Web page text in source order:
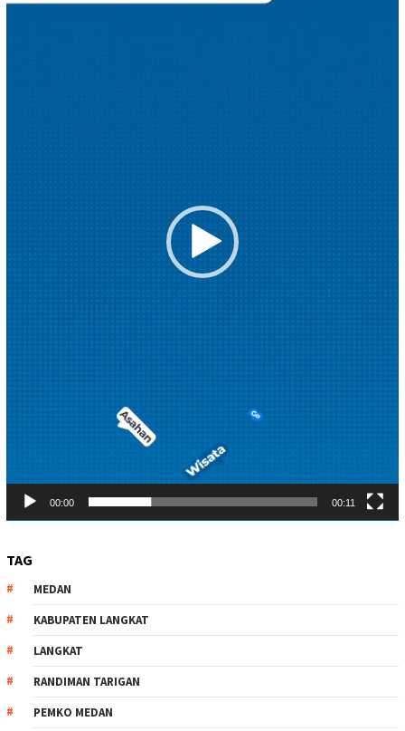
00:00 00:11
TAG
MEDAN
KABUPATEN LANGKAT
LANGKAT
RANDIMAN TARIGAN
PEMKO MEDAN